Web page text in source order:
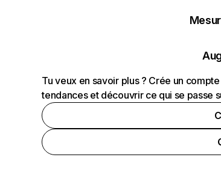
Tu veux en savoir plus ? Crée un
tendances et découvrir ce qui se passe